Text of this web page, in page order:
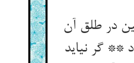
در طلق آن
** گر نیاید